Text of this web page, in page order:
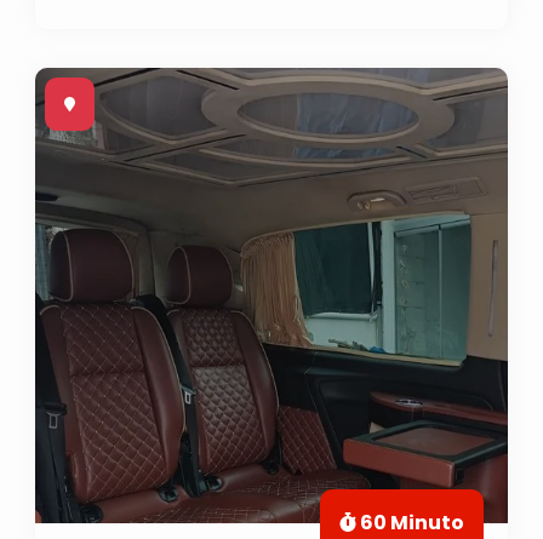
60 Minuto